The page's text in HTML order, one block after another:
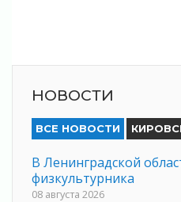
НОВОСТИ
ВСЕ НОВОСТИ
В Ленинградской
физкультурника
08 августа 2026